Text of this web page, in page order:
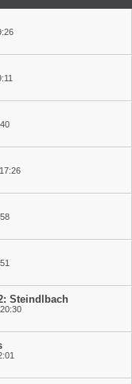
Steindlbach